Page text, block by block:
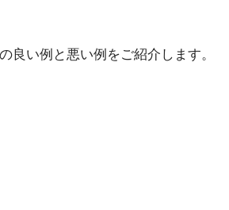
良い例と悪い例をご紹介します。